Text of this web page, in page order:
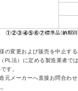
の変更および販売を中止す
PL法）に定める製造業者で
す。
元メーカーへ直接お問合わ
。